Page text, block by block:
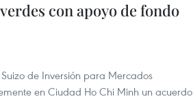
con apoyo de fondo
de Inversión para Mercados
en Ciudad Ho Chi Minh un acuerdo